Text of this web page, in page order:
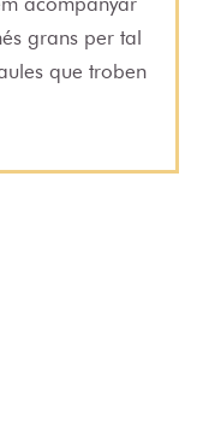
grans per tal
que troben